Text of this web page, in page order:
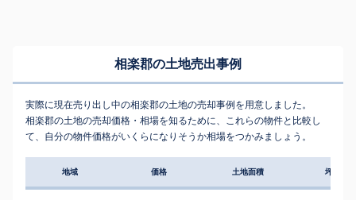
相楽郡の土地売出事例
実際に現在売り出し中の相楽郡の土地の売却事例を用意しました。
相楽郡の土地の売却価格・相場を知るために、これらの物件と比較し
て、自分の物件価格がいくらになりそうか相場をつかみましょう。
地域 価格 土地面積 坪単価